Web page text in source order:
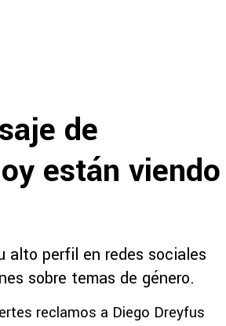
de
están viendo
alto perfil en redes sociales
sobre temas de género.
reclamos a Diego Dreyfus